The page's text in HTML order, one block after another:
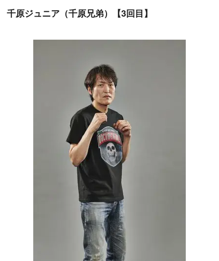
千原ジュニア（千原兄弟）【3回目】